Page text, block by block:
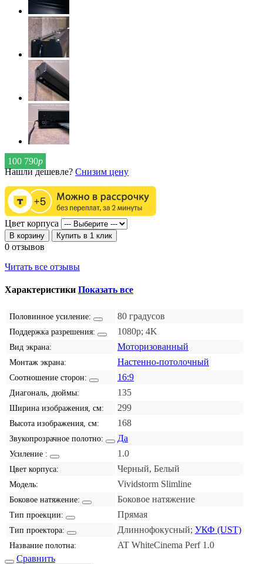
100 790р
Нашли дешевле? Снизим цену
Цвет корпуса
В корзину Купить в 1 клик
0 отзывов
Читать все отзывы
Характеристики Показать все
Половинное усиление: 80 градусов
Поддержка разрешения: 1080p; 4K
Вид экрана: Моторизованный
Монтаж экрана: Настенно-потолочный
Соотношение сторон: 16:9
Диагональ, дюймы: 135
Ширина изображения, см: 299
Высота изображения, см: 168
Звукопрозрачное полотно: Да
Усиление : 1.0
Цвет корпуса: Черный, Белый
Модель: Vividstorm Slimline
Боковое натяжение: Боковое натяжение
Тип проекции: Прямая
Тип проектора: Длиннофокусный; УКФ (UST)
Название полотна:
AT WhiteCinema Perf 1.0
Сравнить